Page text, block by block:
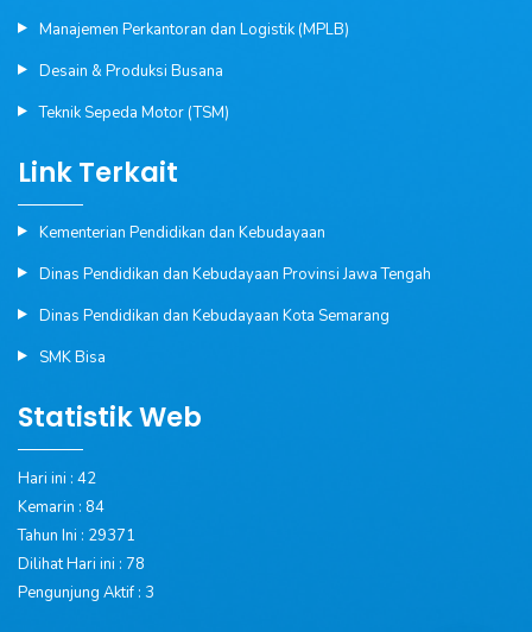
Manajemen Perkantoran dan Logistik (MPLB)
Desain & Produksi Busana
Teknik Sepeda Motor (TSM)
Link Terkait
Kementerian Pendidikan dan Kebudayaan
Dinas Pendidikan dan Kebudayaan Provinsi Jawa Tengah
Dinas Pendidikan dan Kebudayaan Kota Semarang
SMK Bisa
Statistik Web
Hari ini : 42
Kemarin : 84
Tahun Ini : 29371
Dilihat Hari ini : 78
Pengunjung Aktif : 3